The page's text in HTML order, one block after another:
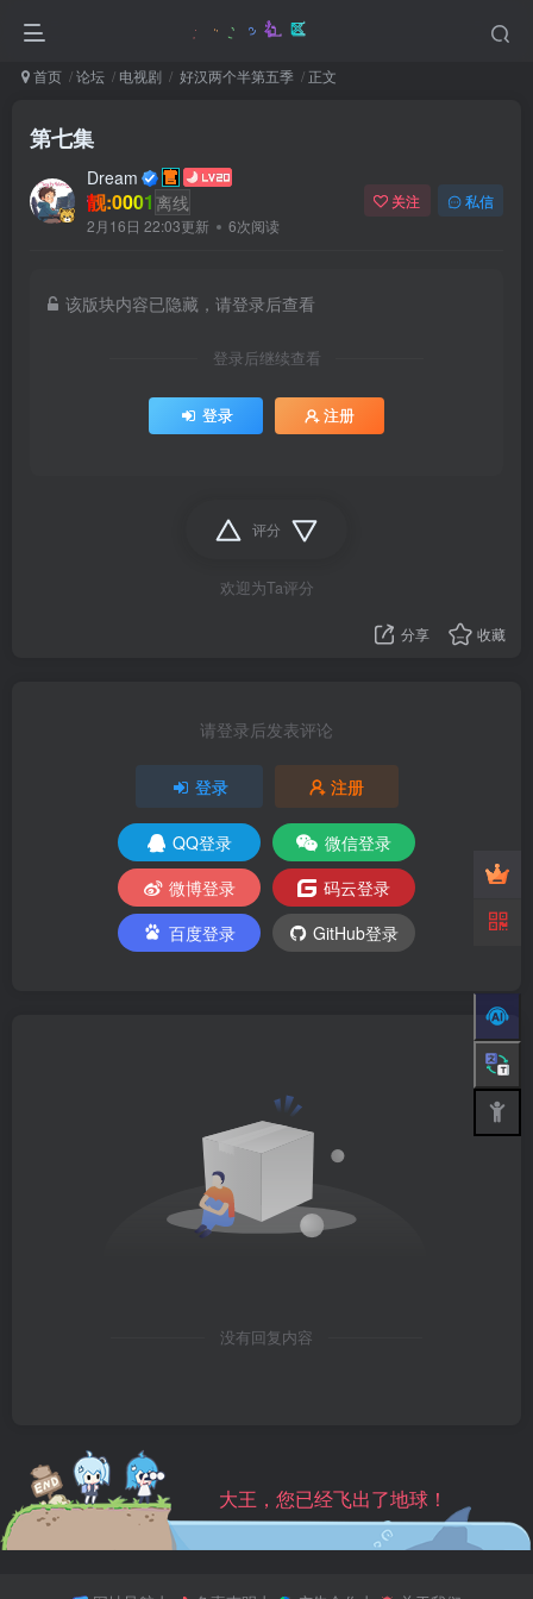
首页 论坛 电视剧 好汉两个半第五季 正文
第七集
Dream
靓:0001 离线
2月16日 22:03更新 6次阅读
关注 私信
该版块内容已隐藏，请登录后查看
登录后继续查看
登录 注册
评分
欢迎为Ta评分
分享 收藏
请登录后发表评论
登录 注册
QQ登录
微信登录
微博登录
码云登录
百度登录
GitHub登录
没有回复内容
大王，您已经飞出了地球！